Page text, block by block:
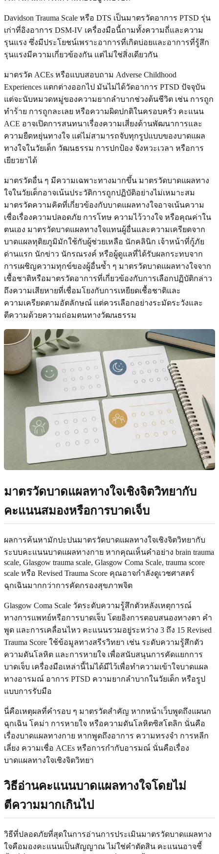
Davidson Trauma Scale หรือ DTS เป็นมาตรวัดอาการ PTSD รุ่น
เก่าที่อิงอาการ DSM-IV เครื่องมือนี้ถามทั้งความถี่และความ
รุนแรง ซึ่งมีประโยชน์เพราะอาการที่เกิดบ่อยและอาการที่รู้สึก
รุนแรงมีความเกี่ยวข้องกัน แต่ไม่ใช่สิ่งเดียวกัน
มาตรวัด ACEs หรือแบบสอบถาม Adverse Childhood
Experiences แตกต่างออกไป มันไม่ได้วัดอาการ PTSD ปัจจุบัน
แต่จะนับหมวดหมู่ของความยากลำบากช่วงต้นชีวิต เช่น การถูก
ทำร้าย การถูกละเลย หรือความผิดปกติในครอบครัว คะแนน
ACE อาจเปิดการสนทนาเรื่องความเสี่ยงด้านพัฒนาการและ
ความยืดหยุ่นทางใจ แต่ไม่สามารถจับทุกรูปแบบของบาดแผล
ทางใจในวัยเด็ก วัฒนธรรม การปกป้อง จังหวะเวลา หรือการ
เยียวยาได้
มาตรวัดอื่น ๆ มีความเฉพาะทางมากขึ้น มาตรวัดบาดแผลทาง
ใจในวัยเด็กอาจเน้นประวัติการถูกปฏิบัติอย่างไม่เหมาะสม
มาตรวัดความคิดที่เกี่ยวข้องกับบาดแผลทางใจอาจเน้นความ
เชื่อเรื่องความปลอดภัย การโทษ ความไว้วางใจ หรือคุณค่าใน
ตนเอง มาตรวัดบาดแผลทางใจแทนผู้อื่นและความเครียดจาก
บาดแผลทุติยภูมิมักใช้กับผู้ช่วยเหลือ นักคลินิก เจ้าหน้าที่กู้ภัย
ด่านแรก นักข่าว นักรณรงค์ หรือผู้ดูแลที่ได้รับผลกระทบจาก
การเผชิญความทุกข์ของผู้อื่นซ้ำ ๆ มาตรวัดบาดแผลทางใจจาก
เชื้อชาติหรือมาตรวัดอาการที่เกี่ยวข้องกับการเลือกปฏิบัติกล่าว
ถึงความเสียหายที่เชื่อมโยงกับการเหยียดเชื้อชาติและ
ความเครียดตามอัตลักษณ์ แต่ควรเลือกอย่างระมัดระวังและ
ตีความด้วยความถ่อมตนทางวัฒนธรรม
มาตรวัดบาดแผลทางใจเชิงจิตวิทยากับ
คะแนนสมองหรือการบาดเจ็บ
ผลการค้นหามักปะปนมาตรวัดบาดแผลทางใจเชิงจิตวิทยากับ
ระบบคะแนนบาดแผลทางกาย หากคุณเห็นคำอย่าง brain trauma
scale, Glasgow trauma scale, Glasgow Coma Scale, trauma score
scale หรือ Revised Trauma Score คุณอาจกำลังดูเวชศาสตร์
ฉุกเฉินมากกว่าการคัดกรองสุขภาพจิต
Glasgow Coma Scale วัดระดับความรู้สึกตัวหลังเหตุการณ์
ทางการแพทย์หรือการบาดเจ็บ โดยอิงการตอบสนองทางตา คำ
พูด และการเคลื่อนไหว คะแนนรวมอยู่ระหว่าง 3 ถึง 15 Revised
Trauma Score ใช้ข้อมูลทางสรีรวิทยา เช่น ระดับความรู้สึกตัว
ความดันโลหิต และการหายใจ เพื่อสนับสนุนการคัดแยกการ
บาดเจ็บ เครื่องมือเหล่านี้ไม่ได้มีไว้เพื่อทำความเข้าใจบาดแผล
ทางอารมณ์ อาการ PTSD ความยากลำบากในวัยเด็ก หรือรูป
แบบการรับมือ
นี่คือเหตุผลที่คำรอบ ๆ มาตรวัดสำคัญ หากหน้าเว็บพูดถึงแผนก
ฉุกเฉิน โคม่า การหายใจ หรือความดันโลหิตซิสโตลิก นั่นคือ
เรื่องบาดแผลทางกาย หากพูดถึงอาการ ความทรงจำ การหลีก
เลี่ยง ความเชื่อ ACEs หรือการกำกับอารมณ์ นั่นคือเรื่อง
บาดแผลทางใจเชิงจิตวิทยา
วิธีอ่านคะแนนบาดแผลทางใจโดยไม่
ตีความมากเกินไป
วิธีที่ปลอดภัยที่สุดในการอ่านการประเมินมาตรวัดบาดแผลทาง
ใจคือมองคะแนนเป็นสัญญาณ ไม่ใช่คำตัดสิน คะแนนอาจชี้